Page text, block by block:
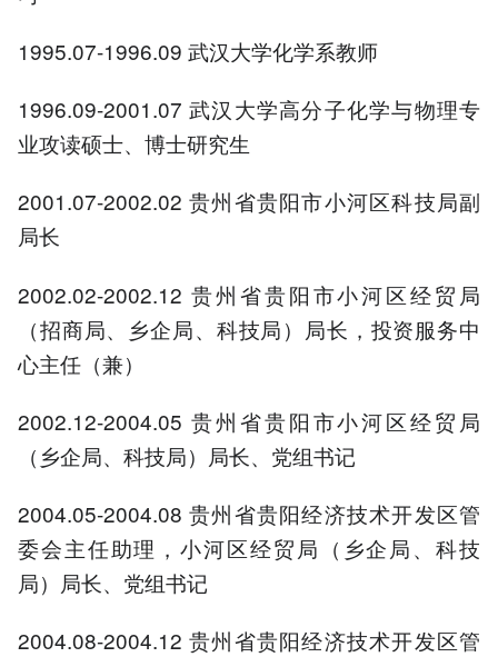
1995.07-1996.09 武汉大学化学系教师
1996.09-2001.07 武汉大学高分子化学与物理专
业攻读硕士、博士研究生
2001.07-2002.02 贵州省贵阳市小河区科技局副
局长
2002.02-2002.12 贵州省贵阳市小河区经贸局
（招商局、乡企局、科技局）局长，投资服务中
心主任（兼）
2002.12-2004.05 贵州省贵阳市小河区经贸局
（乡企局、科技局）局长、党组书记
2004.05-2004.08 贵州省贵阳经济技术开发区管
委会主任助理，小河区经贸局（乡企局、科技
局）局长、党组书记
2004.08-2004.12 贵州省贵阳经济技术开发区管